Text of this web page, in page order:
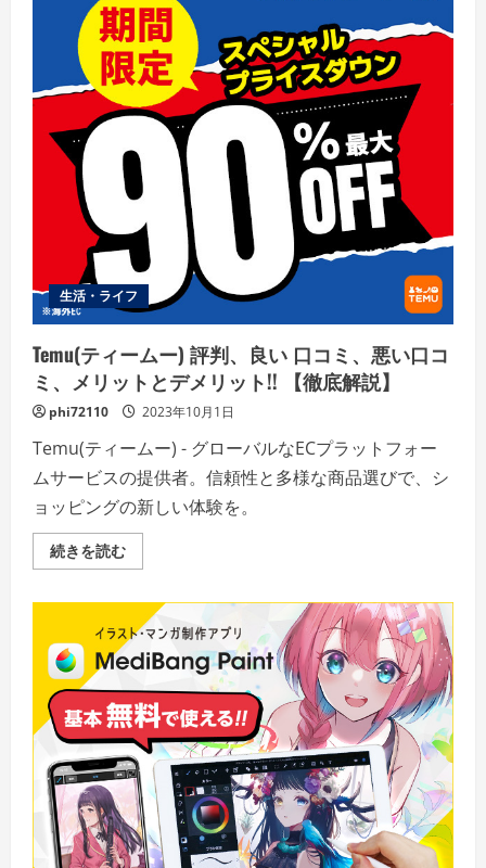
ニ
ン
グ
評
判、
良
い
口
ミ、
悪
口
ミ、
メ
リ
ッ
ト
と
デ
メ
ッ
ト!!
【徹
底
解
の
詳
細
を
ご
覧
く
さ
生活・ライフ
Temu(ティームー) 評判、良い 口コミ、悪い口コ
ミ、メリットとデメリット!! 【徹底解説】
phi72110 2023年10月1日
Temu(ティームー) - グローバルなECプラットフォー
ムサービスの提供者。信頼性と多様な商品選びで、シ
ョッピングの新しい体験を。
続きを読むTemu(テ
ィ
評
判、
良
い
口
コ
ミ、
悪
い
口
コ
ミ、
メ
リ
ッ
ト